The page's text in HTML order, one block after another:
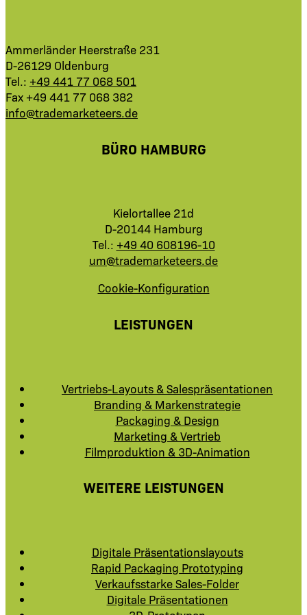
Ammerländer Heerstraße 231
D-26129 Oldenburg
Tel.: +49 441 77 068 501
Fax +49 441 77 068 382
info@trademarketeers.de
BÜRO HAMBURG
Kielortallee 21d
D-20144 Hamburg
Tel.: +49 40 608196-10
um@trademarketeers.de
Cookie-Konfiguration
LEISTUNGEN
Vertriebs-Layouts & Salespräsentationen
Branding & Markenstrategie
Packaging & Design
Marketing & Vertrieb
Filmproduktion & 3D-Animation
WEITERE LEISTUNGEN
Digitale Präsentationslayouts
Rapid Packaging Prototyping
Verkaufsstarke Sales-Folder
Digitale Präsentationen